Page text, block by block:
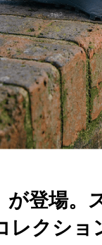
登場。
レクシ